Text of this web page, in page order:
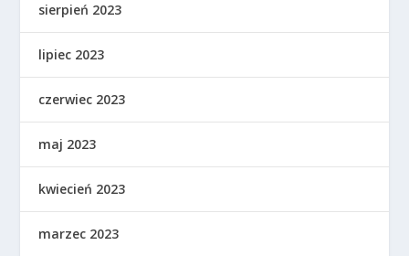
sierpień 2023
lipiec 2023
czerwiec 2023
maj 2023
kwiecień 2023
marzec 2023